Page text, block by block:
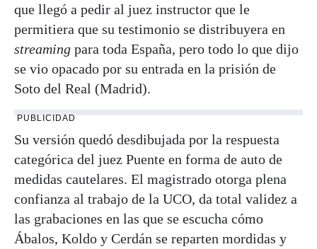
que llegó a pedir al juez instructor que le
permitiera que su testimonio se distribuyera en
streaming para toda España, pero todo lo que dijo
se vio opacado por su entrada en la prisión de
Soto del Real (Madrid).
PUBLICIDAD
Su versión quedó desdibujada por la respuesta
categórica del juez Puente en forma de auto de
medidas cautelares. El magistrado otorga plena
confianza al trabajo de la UCO, da total validez a
las grabaciones en las que se escucha cómo
Ábalos, Koldo y Cerdán se reparten mordidas y